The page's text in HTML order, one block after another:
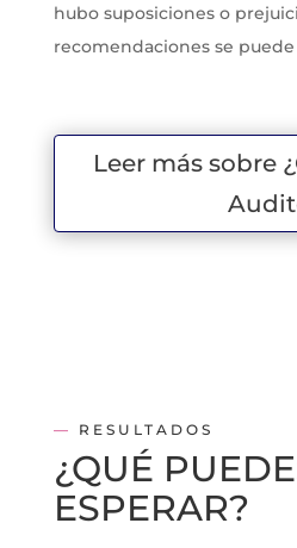
hubo suposiciones o
recomendaciones se puede
Leer más sobre
— RESULTADOS
¿QUÉ
ESPERAR?